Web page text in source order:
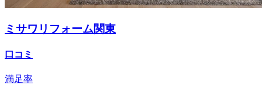
ミサワリフォーム関東
口コミ
満足率